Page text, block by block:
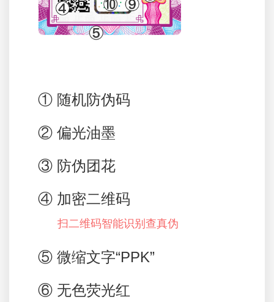
① 随机防伪码
② 偏光油墨
③ 防伪团花
④ 加密二维码
扫二维码智能识别查真伪
⑤ 微缩文字“PPK”
⑥ 无色荧光红